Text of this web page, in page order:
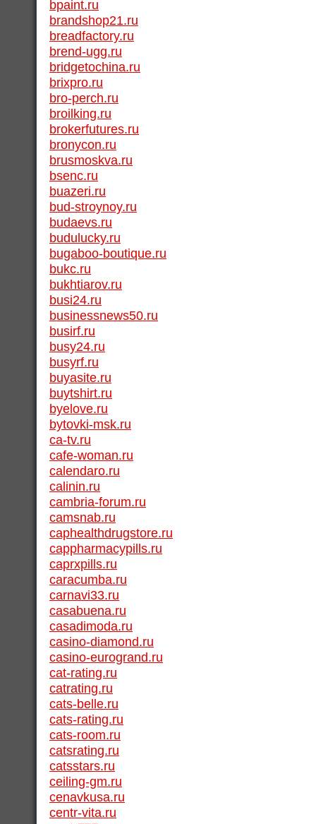
bpaint.ru
brandshop21.ru
breadfactory.ru
brend-ugg.ru
bridgetochina.ru
brixpro.ru
bro-perch.ru
broilking.ru
brokerfutures.ru
bronycon.ru
brusmoskva.ru
bsenc.ru
buazeri.ru
bud-stroynoy.ru
budaevs.ru
budulucky.ru
bugaboo-boutique.ru
bukc.ru
bukhtiarov.ru
busi24.ru
businessnews50.ru
busirf.ru
busy24.ru
busyrf.ru
buyasite.ru
buytshirt.ru
byelove.ru
bytovki-msk.ru
ca-tv.ru
cafe-woman.ru
calendaro.ru
calinin.ru
cambria-forum.ru
camsnab.ru
caphealthdrugstore.ru
cappharmacypills.ru
caprxpills.ru
caracumba.ru
carnavi33.ru
casabuena.ru
casadimoda.ru
casino-diamond.ru
casino-eurogrand.ru
cat-rating.ru
catrating.ru
cats-belle.ru
cats-rating.ru
cats-room.ru
catsrating.ru
catsstars.ru
ceiling-gm.ru
cenavkusa.ru
centr-vita.ru